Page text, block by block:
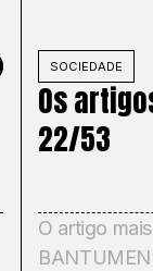
DE 2026
SOCIEDADE
Os
22/53
O artigo